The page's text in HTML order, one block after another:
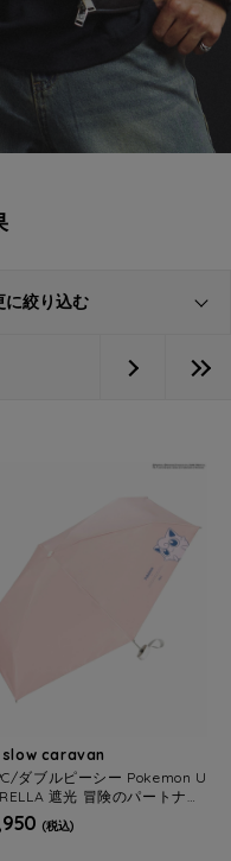
に絞り込む
caravan
ダブルピーシー Pokemon U
遮光 冒険のパートナー
(税込)